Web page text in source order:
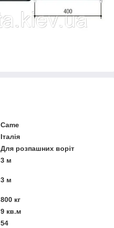
Came
Італія
Для розпашних воріт
3 м
3 м
800 кг
9 кв.м
54